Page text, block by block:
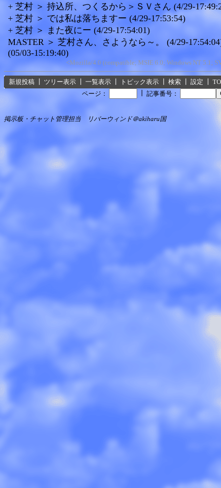
+ 芝村 ＞ 持込所、つくるから＞ＳＶさん (4/29-
+ 芝村 ＞ では私は落ちますー (4/29-17:53:54)
+ 芝村 ＞ また夜にー (4/29-17:54:01)
MASTER ＞ 芝村さん、さようなら～。 (4/29-
(05/03-15:19:40)
<Mozilla/4.0 (compatible; MSIE 6.0; Windows NT 5.1;
新規投稿 ツリー表示 一覧表示 トピック表示 検索 設定
ページ：
記事番号：
掲示板・チャット管理担当 リバーウィンド＠akiharu国